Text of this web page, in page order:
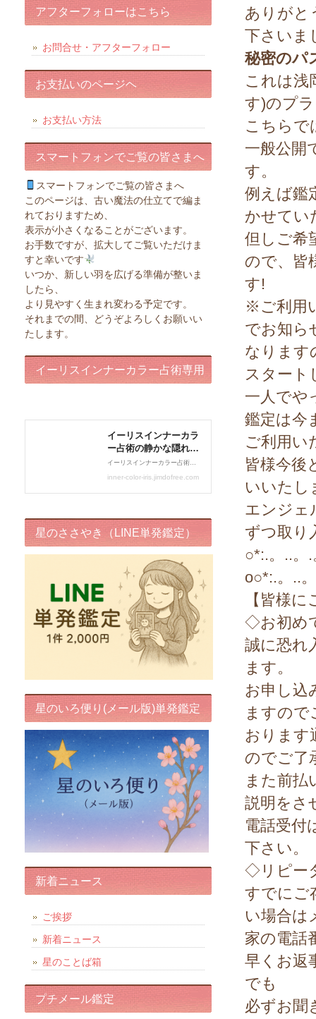
ありがと
下さいま
秘密のパ
これは浅
す)のプ
こちらで
一般公開
す。
例えば鑑
かせてい
但しご希
ので、皆
す!
※ご利用
でお知ら
なります
スタート
一人でや
鑑定は今
ご利用い
皆様今後
いいたし
エンジェ
ずつ取り
○*:.。..。
o○*:.。..。
【皆様
◇お初め
誠に恐れ
ます。
お申し込
ますので
おります
のでご了
また前払
説明をさ
電話受付
下さい。
◇リピー
すでにご
い場合は
家の電話
早くお返
でも
必ずお聞
アフターフォローはこちら
お問合せ・アフターフォロー
お支払いのページヘ
お支払い方法
スマートフォンでご覧の皆さまへ
スマートフォンでご覧の皆さまへ
このページは、古い魔法の仕立てで編ま
れておりますため、
表示が小さくなることがございます。
お手数ですが、拡大してご覧いただけま
すと幸いです
いつか、新しい羽を広げる準備が整いま
したら、
より見やすく生まれ変わる予定です。
それまでの間、どうぞよろしくお願いい
たします。
イーリスインナーカラー占術専用
星のささやき（LINE単発鑑定）
星のいろ便り(メール版)単発鑑定
新着ニュース
ご挨拶
新着ニュース
星のことば箱
プチメール鑑定